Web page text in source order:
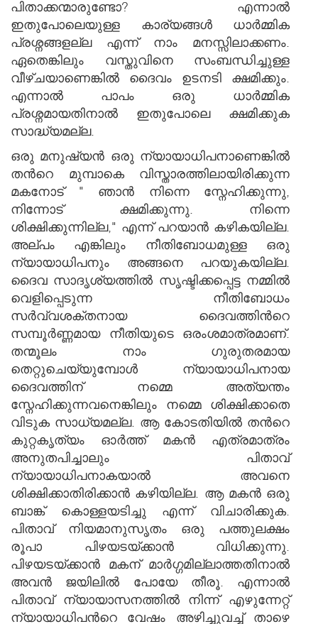
പിതാക്കന്മാരുണ്ടോ? എന്നാല്‍
ഇതുപോലെയുള്ള കാര്യങ്ങള്‍ ധാര്‍മ്മിക
പ്രശ്നങ്ങളല്ല എന്ന് നാം മനസ്സിലാക്കണം.
ഏതെങ്കിലും വസ്തുവിനെ സംബന്ധിച്ചുള്ള
വീഴ്ചയാണെങ്കില്‍ ദൈവം ഉടനടി ക്ഷമിക്കും.
എന്നാല്‍ പാപം ഒരു ധാര്‍മ്മിക
പ്രശ്നമായതിനാല്‍ ഇതുപോലെ ക്ഷമിക്കുക
സാദ്ധ്യമല്ല.
ഒരു മനുഷ്യന്‍ ഒരു ന്യായാധിപനാണെങ്കില്‍
തന്‍റെ മുമ്പാകെ വിസ്താരത്തിലായിരിക്കുന്ന
മകനോട് " ഞാന്‍ നിന്നെ സ്നേഹിക്കുന്നു,
നിന്നോട് ക്ഷമിക്കുന്നു. നിന്നെ
ശിക്ഷിക്കുന്നില്ല," എന്ന് പറയാന്‍ കഴികയില്ല.
അല്പം എങ്കിലും നീതിബോധമുള്ള ഒരു
ന്യായാധിപനും അങ്ങനെ പറയുകയില്ല.
ദൈവ സാദൃശ്യത്തില്‍ സൃഷ്ടിക്കപ്പെട്ട നമ്മില്‍
വെളിപ്പെടുന്ന നീതിബോധം
സര്‍വ്വശക്തനായ ദൈവത്തിന്‍റെ
സമ്പൂര്‍ണ്ണമായ നീതിയുടെ ഒരംശമാത്രമാണ്.
തന്മൂലം നാം ഗുരുതരമായ
തെറ്റുചെയ്യുമ്പോള്‍ ന്യായാധിപനായ
ദൈവത്തിന് നമ്മെ അത്യന്തം
സ്നേഹിക്കുന്നവനെങ്കിലും നമ്മെ ശിക്ഷിക്കാതെ
വിടുക സാധ്യമല്ല. ആ കോടതിയില്‍ തന്‍റെ
കുറ്റകൃത്യം ഓര്‍ത്ത് മകന്‍ എത്രമാത്രം
അനുതപിച്ചാലും പിതാവ്
ന്യായാധിപനാകയാല്‍ അവനെ
ശിക്ഷിക്കാതിരിക്കാന്‍ കഴിയില്ല. ആ മകന്‍ ഒരു
ബാങ്ക് കൊള്ളയടിച്ചു എന്ന് വിചാരിക്കുക.
പിതാവ് നിയമാനുസൃതം ഒരു പത്തുലക്ഷം
രൂപാ പിഴയടയ്ക്കാന്‍ വിധിക്കുന്നു.
പിഴയടയ്ക്കാന്‍ മകന് മാര്‍ഗ്ഗമില്ലാത്തതിനാല്‍
അവന്‍ ജയിലില്‍ പോയേ തീരൂ. എന്നാല്‍
പിതാവ് ന്യായാസനത്തില്‍ നിന്ന് എഴുന്നേറ്റ്
ന്യായാധിപന്‍റെ വേഷം അഴിച്ചുവച്ച് താഴെ